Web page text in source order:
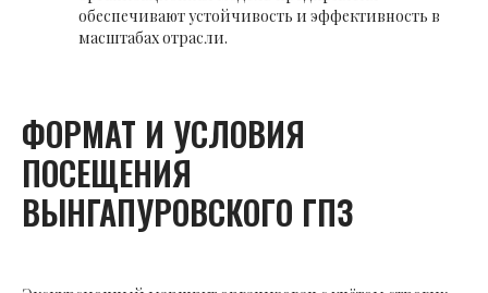
обеспечивают устойчивость и эффективность в
масштабах отрасли.
ФОРМАТ И УСЛОВИЯ
ПОСЕЩЕНИЯ
ВЫНГАПУРОВСКОГО ГПЗ